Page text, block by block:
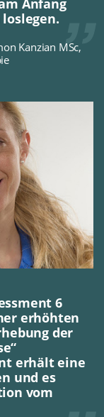
Anfang
Kanzian MSc,
6
erhöhten
der
erhält eine
und es
vom